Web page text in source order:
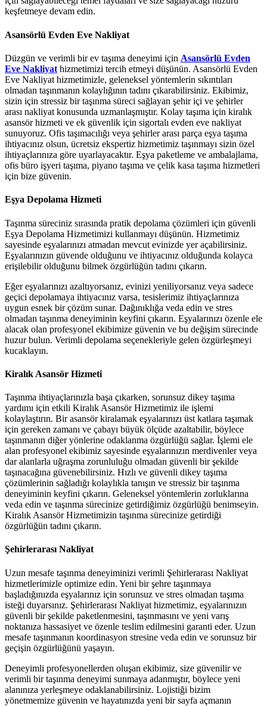
keşfetmeye devam edin.
Asansörlü Evden Eve Nakliyat
Düzgün ve verimli bir ev taşıma deneyimi için Asansörlü Evden
Eve Nakliyat hizmetimizi tercih etmeyi düşünün. Asansörlü Evden
Eve Nakliyat hizmetimizle, geleneksel yöntemlerin sıkıntıları
olmadan taşınmanın kolaylığının tadını çıkarabilirsiniz. Ekibimiz,
sizin için stressiz bir taşınma süreci sağlayan şehir içi ve şehirler
arası nakliyat konusunda uzmanlaşmıştır. Kolay taşıma için kiralık
asansör hizmeti ve ek güvenlik için sigortalı evden eve nakliyat
sunuyoruz. Ofis taşımacılığı veya şehirler arası parça eşya taşıma
ihtiyacınız olsun, ücretsiz ekspertiz hizmetimiz taşınmayı sizin özel
ihtiyaçlarınıza göre uyarlayacaktır. Eşya paketleme ve ambalajlama,
ofis büro işyeri taşıma, piyano taşıma ve çelik kasa taşıma hizmetleri
için bize güvenin.
Eşya Depolama Hizmeti
Taşınma süreciniz sırasında pratik depolama çözümleri için güvenli
Eşya Depolama Hizmetimizi kullanmayı düşünün. Hizmetimiz
sayesinde eşyalarınızı atmadan mevcut evinizde yer açabilirsiniz.
Eşyalarınızın güvende olduğunu ve ihtiyacınız olduğunda kolayca
erişilebilir olduğunu bilmek özgürlüğün tadını çıkarın.
Eğer eşyalarınızı azaltıyorsanız, evinizi yeniliyorsanız veya sadece
geçici depolamaya ihtiyacınız varsa, tesislerimiz ihtiyaçlarınıza
uygun esnek bir çözüm sunar. Dağınıklığa veda edin ve stres
olmadan taşınma deneyiminin keyfini çıkarın. Eşyalarınızı özenle ele
alacak olan profesyonel ekibimize güvenin ve bu değişim sürecinde
huzur bulun. Verimli depolama seçenekleriyle gelen özgürleşmeyi
kucaklayın.
Kiralık Asansör Hizmeti
Taşınma ihtiyaçlarınızla başa çıkarken, sorunsuz dikey taşıma
yardımı için etkili Kiralık Asansör Hizmetimiz ile işlemi
kolaylaştırın. Bir asansör kiralamak eşyalarınızı üst katlara taşımak
için gereken zamanı ve çabayı büyük ölçüde azaltabilir, böylece
taşınmanın diğer yönlerine odaklanma özgürlüğü sağlar. İşlemi ele
alan profesyonel ekibimiz sayesinde eşyalarınızın merdivenler veya
dar alanlarla uğraşma zorunluluğu olmadan güvenli bir şekilde
taşınacağına güvenebilirsiniz. Hızlı ve güvenli dikey taşıma
çözümlerinin sağladığı kolaylıkla tanışın ve stressiz bir taşınma
deneyiminin keyfini çıkarın. Geleneksel yöntemlerin zorluklarına
veda edin ve taşınma sürecinize getirdiğimiz özgürlüğü benimseyin.
Kiralık Asansör Hizmetimizin taşınma sürecinize getirdiği
özgürlüğün tadını çıkarın.
Şehirlerarası Nakliyat
Uzun mesafe taşınma deneyiminizi verimli Şehirlerarası Nakliyat
hizmetlerimizle optimize edin. Yeni bir şehre taşınmaya
başladığınızda eşyalarınız için sorunsuz ve stres olmadan taşıma
isteği duyarsınız. Şehirlerarası Nakliyat hizmetimiz, eşyalarınızın
güvenli bir şekilde paketlenmesini, taşınmasını ve yeni varış
noktanıza hassasiyet ve özenle teslim edilmesini garanti eder. Uzun
mesafe taşınmanın koordinasyon stresine veda edin ve sorunsuz bir
geçişin özgürlüğünü yaşayın.
Deneyimli profesyonellerden oluşan ekibimiz, size güvenilir ve
verimli bir taşınma deneyimi sunmaya adanmıştır, böylece yeni
alanınıza yerleşmeye odaklanabilirsiniz. Lojistiği bizim
yönetmemize güvenin ve hayatınızda yeni bir sayfa açmanın